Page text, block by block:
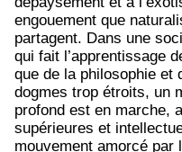
engouement que
partagent. Dans une
qui fait l’apprentissage
que de la philosophie et
dogmes trop étroits, un
profond est en marche,
supérieures et
mouvement amorcé par